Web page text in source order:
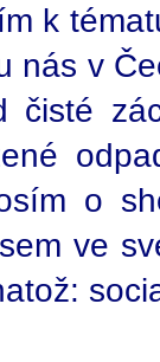
k
nás v
čisté
o
ve